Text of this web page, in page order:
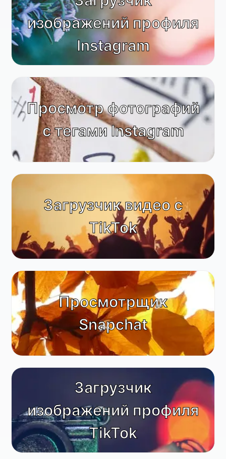
Animals & Nature
изображений профиля
Instagram
Просмотр фотографий
с тегами Instagram
Загрузчик видео с
TikTok
Просмотрщик
Snapchat
Загрузчик
изображений профиля
TikTok